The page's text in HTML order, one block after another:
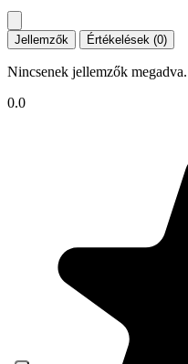
Jellemzők Értékelések (0)
Nincsenek jellemzők megadva.
0.0